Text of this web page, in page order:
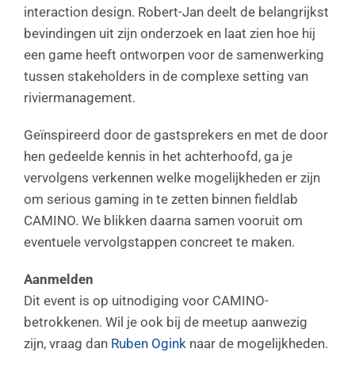
interaction design. Robert-Jan deelt de belangrijkst
bevindingen uit zijn onderzoek en laat zien hoe hij
een game heeft ontworpen voor de samenwerking
tussen stakeholders in de complexe setting van
riviermanagement.
Geïnspireerd door de gastsprekers en met de door
hen gedeelde kennis in het achterhoofd, ga je
vervolgens verkennen welke mogelijkheden er zijn
om serious gaming in te zetten binnen fieldlab
CAMINO. We blikken daarna samen vooruit om
eventuele vervolgstappen concreet te maken.
Aanmelden
Dit event is op uitnodiging voor CAMINO-
betrokkenen. Wil je ook bij de meetup aanwezig
zijn, vraag dan Ruben Ogink naar de mogelijkheden.